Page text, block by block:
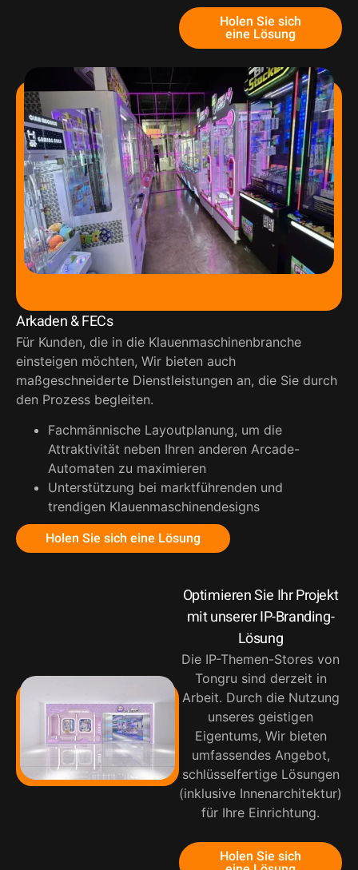
Holen Sie sich
eine Lösung
Arkaden & FECs
Für Kunden, die in die Klauenmaschinenbranche
einsteigen möchten, Wir bieten auch
maßgeschneiderte Dienstleistungen an, die Sie durch
den Prozess begleiten.
Fachmännische Layoutplanung, um die
Attraktivität neben Ihren anderen Arcade-
Automaten zu maximieren
Unterstützung bei marktführenden und
trendigen Klauenmaschinendesigns
Holen Sie sich eine Lösung
Optimieren Sie Ihr Projekt
mit unserer IP-Branding-
Lösung
Die IP-Themen-Stores von
Tongru sind derzeit in
Arbeit. Durch die Nutzung
unseres geistigen
Eigentums, Wir bieten
umfassendes Angebot,
schlüsselfertige Lösungen
(inklusive Innenarchitektur)
für Ihre Einrichtung.
Holen Sie sich